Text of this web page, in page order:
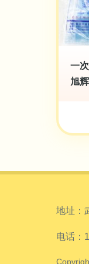
一
旭
地址：
电话：